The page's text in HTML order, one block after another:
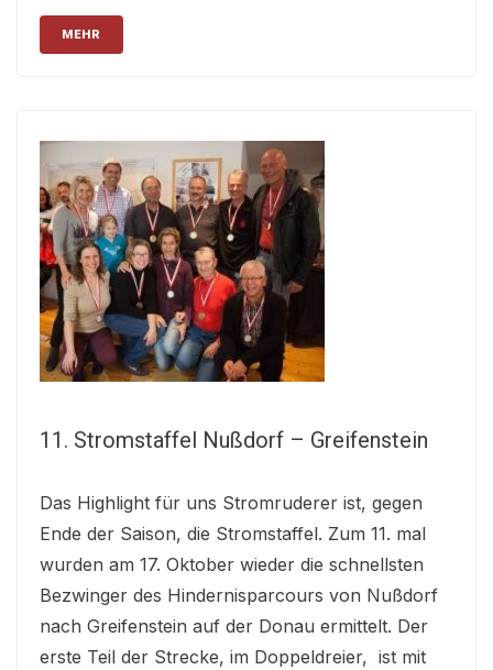
MEHR
11. Stromstaffel Nußdorf – Greifenstein
Das Highlight für uns Stromruderer ist, gegen
Ende der Saison, die Stromstaffel. Zum 11. mal
wurden am 17. Oktober wieder die schnellsten
Bezwinger des Hindernisparcours von Nußdorf
nach Greifenstein auf der Donau ermittelt. Der
erste Teil der Strecke, im Doppeldreier, ist mit